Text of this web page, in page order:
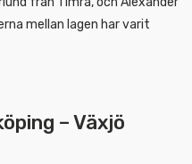
mellan lagen har varit
– Växjö